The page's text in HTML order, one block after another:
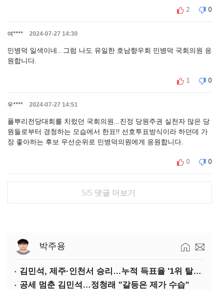
2 0
여**** 2024-07-27 14:30
민병덕 일색이네.. 그럼 나도 유일한 호남향우회 민병덕 국회의원 응
원합니다.
1 0
우**** 2024-07-27 14:51
풀뿌리전당대회를 치렀던 국회의원...진정 당원주권 실천자 많은 당
원들로부터 경청하는 모습에서 한표!! 선호투표방식이라 하던데 가
장 좋아하는 후보 우선순위로 민병덕의원에게 응원합니다.
0 0
5/5 댓글 더보기
박주용
김민석, 제주·인천서 승리…누적 득표율 '1위 탈환'(종합)
공세 멈춘 김민석…정청래 "갈등은 제가 수습"